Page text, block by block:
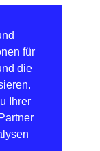
für
die
Ihrer